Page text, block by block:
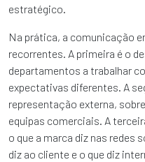
estratégico.
Na prática, a comunicação
recorrentes. A primeira é o
departamentos a trabalhar
expectativas diferentes. A
representação externa,
equipas comerciais. A
o que a marca diz nas redes
diz ao cliente e o que diz